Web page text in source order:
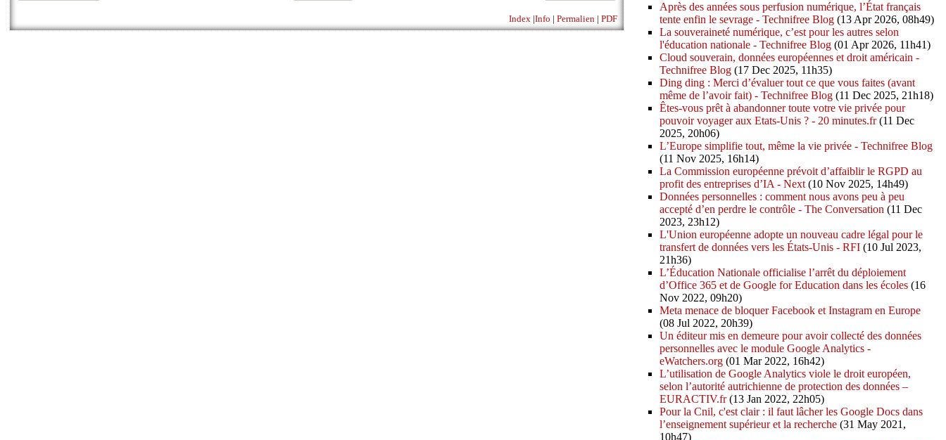
Index |Info | Permalien | PDF
Après des années sous perfusion numérique, l’État français
tente enfin le sevrage - Technifree Blog (13 Apr 2026, 08h49)
La souveraineté numérique, c’est pour les autres selon
l'éducation nationale - Technifree Blog (01 Apr 2026, 11h41)
Cloud souverain, données européennes et droit américain -
Technifree Blog (17 Dec 2025, 11h35)
Ding ding : Merci d’évaluer tout ce que vous faites (avant
même de l’avoir fait) - Technifree Blog (11 Dec 2025, 21h18)
Êtes-vous prêt à abandonner toute votre vie privée pour
pouvoir voyager aux Etats-Unis ? - 20 minutes.fr(11 Dec
2025, 20h06)
L’Europe simplifie tout, même la vie privée - Technifree Blog
(11 Nov 2025, 16h14)
La Commission européenne prévoit d’affaiblir le RGPD au
profit des entreprises d’IA - Next (10 Nov 2025, 14h49)
Données personnelles : comment nous avons peu à peu
accepté d’en perdre le contrôle - The Conversation (11 Dec
2023, 23h12)
L'Union européenne adopte un nouveau cadre légal pour le
transfert de données vers les États-Unis - RFI (10 Jul 2023,
21h36)
L’Éducation Nationale officialise l’arrêt du déploiement
d’Office 365 et de Google for Education dans les écoles (16
Nov 2022, 09h20)
Meta menace de bloquer Facebook et Instagram en Europe
(08 Jul 2022, 20h39)
Un éditeur mis en demeure pour avoir collecté des données
personnelles avec le module Google Analytics -
eWatchers.org (01 Mar 2022, 16h42)
L’utilisation de Google Analytics viole le droit européen,
selon l’autorité autrichienne de protection des données –
EURACTIV.fr(13 Jan 2022, 22h05)
Pour la Cnil, c'est clair : il faut lâcher les Google Docs dans
l’enseignement supérieur et la recherche (31 May 2021,
10h47)